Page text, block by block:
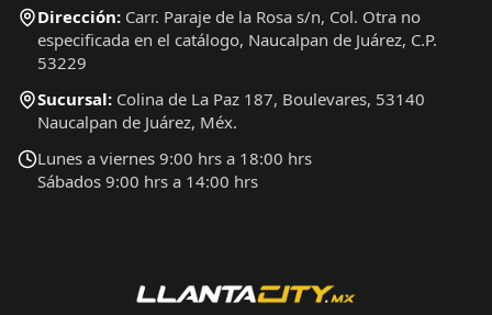
Dirección: Carr. Paraje de la Rosa s/n, Col. Otra no
especificada en el catálogo, Naucalpan de Juárez, C.P.
53229
Sucursal: Colina de La Paz 187, Boulevares, 53140
Naucalpan de Juárez, Méx.
Lunes a viernes 9:00 hrs a 18:00 hrs
Sábados 9:00 hrs a 14:00 hrs